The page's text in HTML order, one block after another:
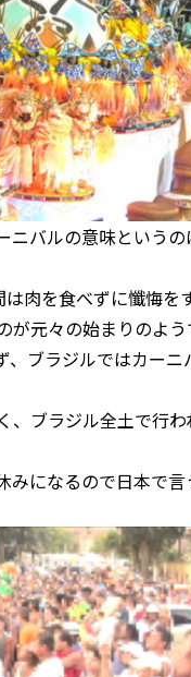
バルの意味という
肉を食べずに懺悔を
元々の始まりのよう
ブラジルではカー
ブラジル全土で行
になるので日本で